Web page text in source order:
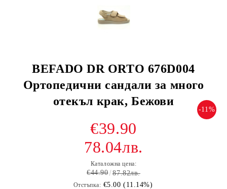
BEFADO DR ORTO 676D004
Ортопедични сандали за много
отекъл крак, Бежови
-11%
€39.90
78.04лв.
Каталожна цена:
€44.90 87.82лв.
Отстъпка: €5.00 (11.14%)